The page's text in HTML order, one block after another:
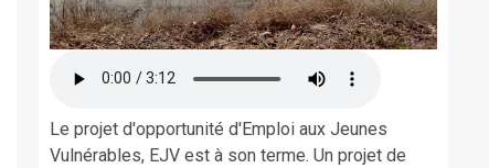
Le projet d'opportunité d'Emploi aux Jeunes
Vulnérables, EJV est à son terme. Un projet de